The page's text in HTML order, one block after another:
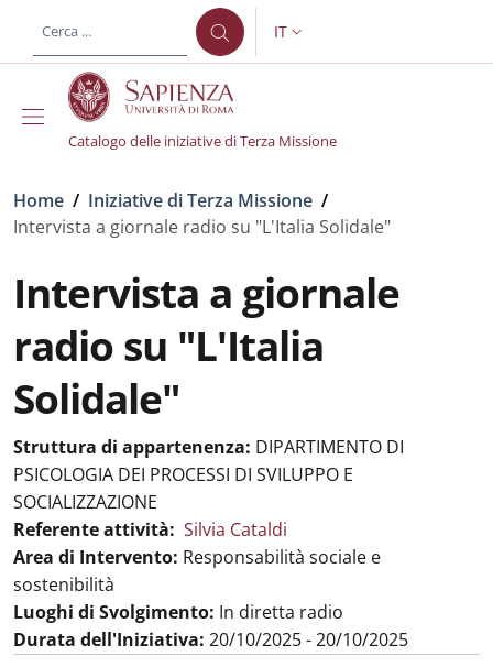
al contenuto principale
SELETTORE LINGUA:
IT
Catalogo delle iniziative di Terza Missione
Briciole di pane
Home / Iniziative di Terza Missione /
Intervista a giornale radio su "L'Italia Solidale"
Intervista a giornale
radio su "L'Italia
Solidale"
Struttura di appartenenza: DIPARTIMENTO DI
PSICOLOGIA DEI PROCESSI DI SVILUPPO E
SOCIALIZZAZIONE
Referente attività: Silvia Cataldi
Area di Intervento: Responsabilità sociale e
sostenibilità
Luoghi di Svolgimento: In diretta radio
Durata dell'Iniziativa: 20/10/2025 - 20/10/2025